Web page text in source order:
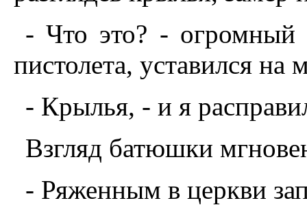
- Что это? - огромный
пистолета, уставился на
- Крылья, - и я
Взгляд батюшки
- Ряженным в церкви